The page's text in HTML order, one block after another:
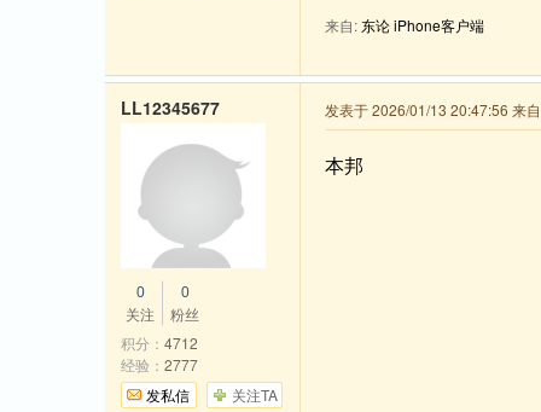
来自:东论 iPhone客户端
发表于 2026/01/13 20:47:56 来
本邦
LL12345677
0
关注
0
粉丝
积分： 4712
经验： 2777
发私信
关注TA